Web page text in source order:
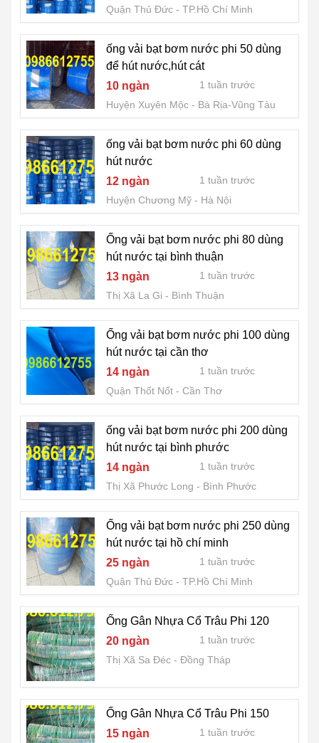
Quận Thủ Đức
TP.Hồ Chí Minh
ống vải bạt bơm nước phi 50 dùng
để hút nước,hút cát
10 ngàn
1 tuần trước
Huyện Xuyên Mộc
Bà Rịa-Vũng Tàu
ống vải bạt bơm nước phi 60 dùng
hút nước
12 ngàn
1 tuần trước
Huyện Chương Mỹ
Hà Nội
Ống vải bạt bơm nước phi 80 dùng
hút nước tại bình thuận
13 ngàn
1 tuần trước
Thị Xã La Gi
Bình Thuận
Ống vải bạt bơm nước phi 100 dùng
hút nước tại cần thơ
14 ngàn
1 tuần trước
Quận Thốt Nốt
Cần Thơ
ống vải bạt bơm nước phi 200 dùng
hút nước tại bình phước
14 ngàn
1 tuần trước
Thị Xã Phước Long
Bình Phước
Ống vải bạt bơm nước phi 250 dùng
hút nước tại hồ chí minh
25 ngàn
1 tuần trước
Quận Thủ Đức
TP.Hồ Chí Minh
Ống Gân Nhựa Cổ Trâu Phi 120
20 ngàn
1 tuần trước
Thị Xã Sa Đéc
Đồng Tháp
Ống Gân Nhựa Cổ Trâu Phi 150
15 ngàn
1 tuần trước